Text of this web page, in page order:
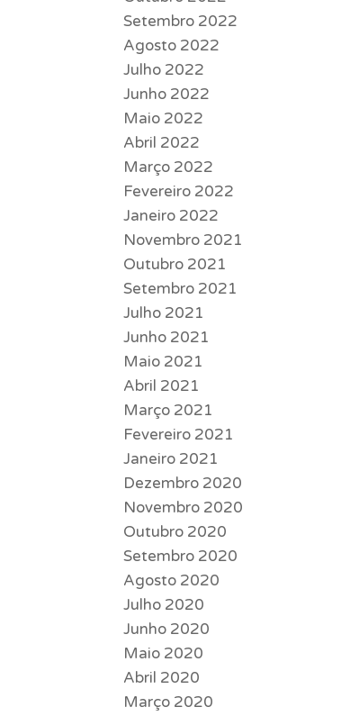
Setembro 2022
Agosto 2022
Julho 2022
Junho 2022
Maio 2022
Abril 2022
Março 2022
Fevereiro 2022
Janeiro 2022
Novembro 2021
Outubro 2021
Setembro 2021
Julho 2021
Junho 2021
Maio 2021
Abril 2021
Março 2021
Fevereiro 2021
Janeiro 2021
Dezembro 2020
Novembro 2020
Outubro 2020
Setembro 2020
Agosto 2020
Julho 2020
Junho 2020
Maio 2020
Abril 2020
Março 2020